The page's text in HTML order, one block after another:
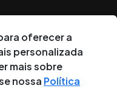
oferecer a
personalizada
mais sobre
nossa Política